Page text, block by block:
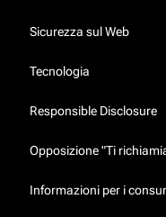
Sicurezza sul Web
Tecnologia
Responsible Disclosure
Opposizione "Ti
Informazioni per i